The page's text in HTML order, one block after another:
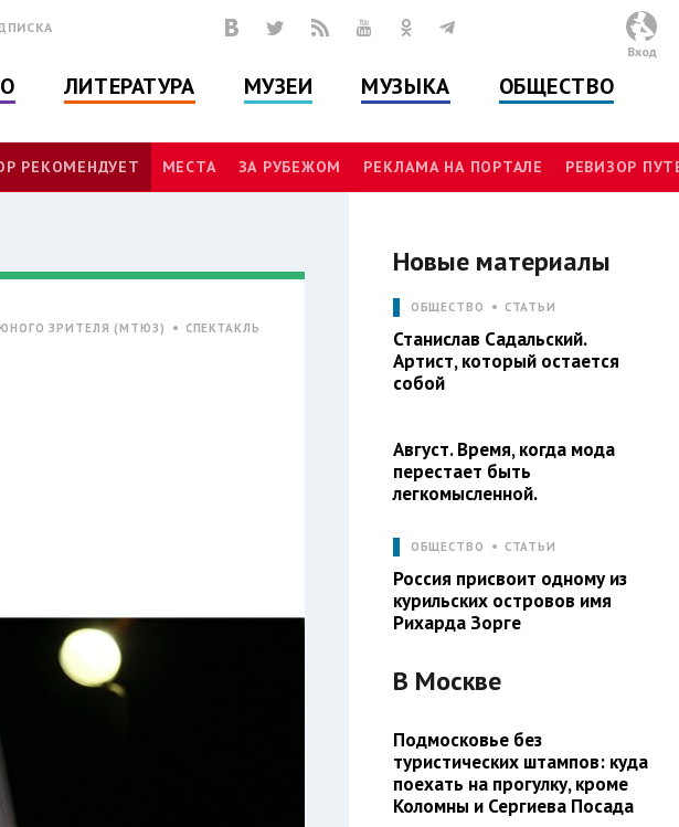
ЛИТЕРАТУРА МУЗЕИ МУЗЫКА ОБЩЕСТВО
Вход
РЕКОМЕНДУЕТ МЕСТА ЗА РУБЕЖОМ РЕКЛАМА НА ПОРТАЛЕ РЕВИЗОР
ЗРИТЕЛЯ (МТЮЗ) СПЕКТАКЛЬ
Новые материалы
ОБЩЕСТВО СТАТЬИ
Станислав Садальский.
Артист, который остается
собой
Август. Время, когда мода
перестает быть
легкомысленной.
ОБЩЕСТВО СТАТЬИ
Россия присвоит одному из
курильских островов имя
Рихарда Зорге
В Москве
Подмосковье без
туристических штампов: куда
поехать на прогулку, кроме
Коломны и Сергиева Посада